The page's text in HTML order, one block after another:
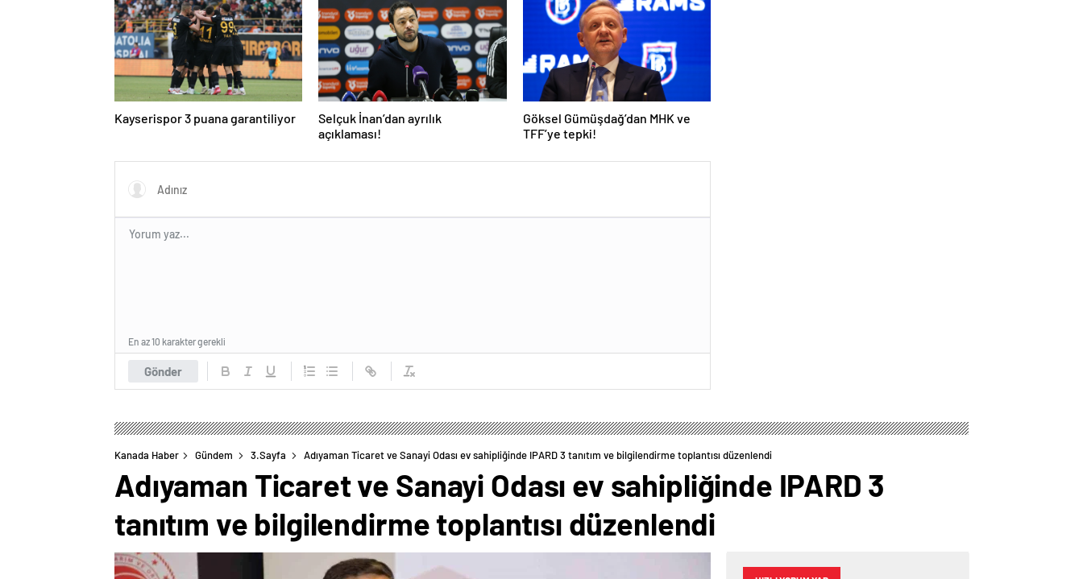
Kayserispor 3 puana garantiliyor
Selçuk İnan’dan ayrılık
açıklaması!
Göksel Gümüşdağ’dan MHK ve
TFF’ye tepki!
Gönder
En az 10 karakter gerekli
Kanada Haber Gündem 3.Sayfa Adıyaman Ticaret ve Sanayi Odası ev sahipliğinde IPARD 3 tanıtım ve bilgilendirme toplantısı düzenlendi
Adıyaman Ticaret ve Sanayi Odası ev sahipliğinde IPARD 3
tanıtım ve bilgilendirme toplantısı düzenlendi